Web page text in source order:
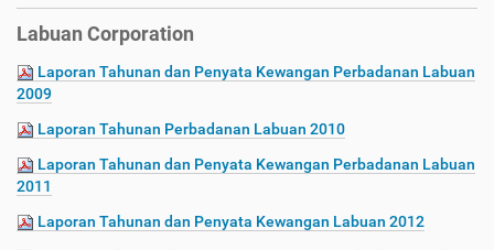
Labuan Corporation
Laporan Tahunan dan Penyata Kewangan Perbadanan Labuan
2009
Laporan Tahunan Perbadanan Labuan 2010
Laporan Tahunan dan Penyata Kewangan Perbadanan Labuan
2011
Laporan Tahunan dan Penyata Kewangan Labuan 2012